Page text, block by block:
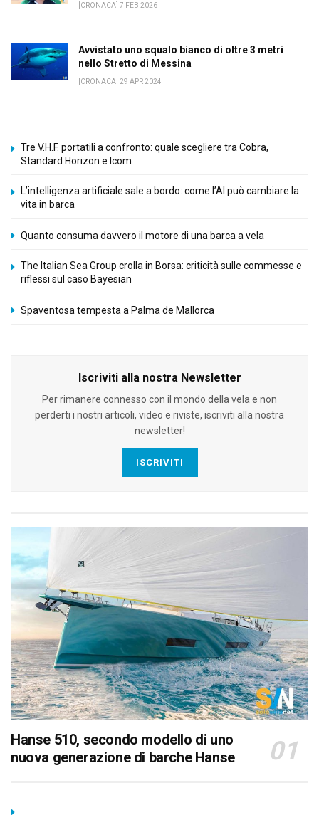
[CRONACA] 7 FEB 2026
Avvistato uno squalo bianco di oltre 3 metri
nello Stretto di Messina
[CRONACA] 29 APR 2024
Tre V.H.F. portatili a confronto: quale scegliere tra Cobra,
Standard Horizon e Icom
L’intelligenza artificiale sale a bordo: come l’AI può cambiare la
vita in barca
Quanto consuma davvero il motore di una barca a vela
The Italian Sea Group crolla in Borsa: criticità sulle commesse e
riflessi sul caso Bayesian
Spaventosa tempesta a Palma de Mallorca
Iscriviti alla nostra Newsletter
Per rimanere connesso con il mondo della vela e non
perderti i nostri articoli, video e riviste, iscriviti alla nostra
newsletter!
ISCRIVITI
Hanse 510, secondo modello di uno
nuova generazione di barche Hanse